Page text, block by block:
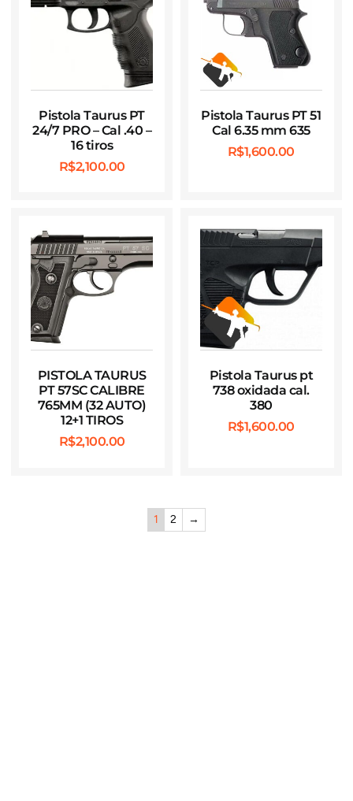
Pistola Taurus PT
24/7 PRO – Cal .40 –
16 tiros
R$2,100.00
Pistola Taurus PT 51
Cal 6.35 mm 635
R$1,600.00
PISTOLA TAURUS
PT 57SC CALIBRE
765MM (32 AUTO)
12+1 TIROS
R$2,100.00
Pistola Taurus pt
738 oxidada cal.
380
R$1,600.00
1 2 →